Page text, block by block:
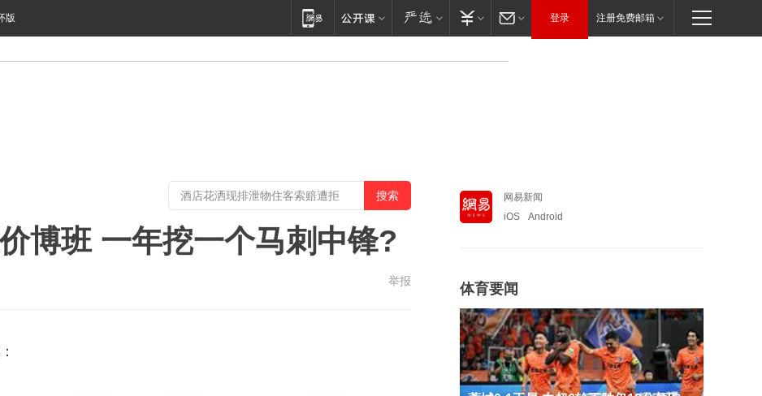
版 登录 注册免费邮箱
博班 一年挖一个马刺中锋?
举报
网易新闻
iOS
Android
体育要闻